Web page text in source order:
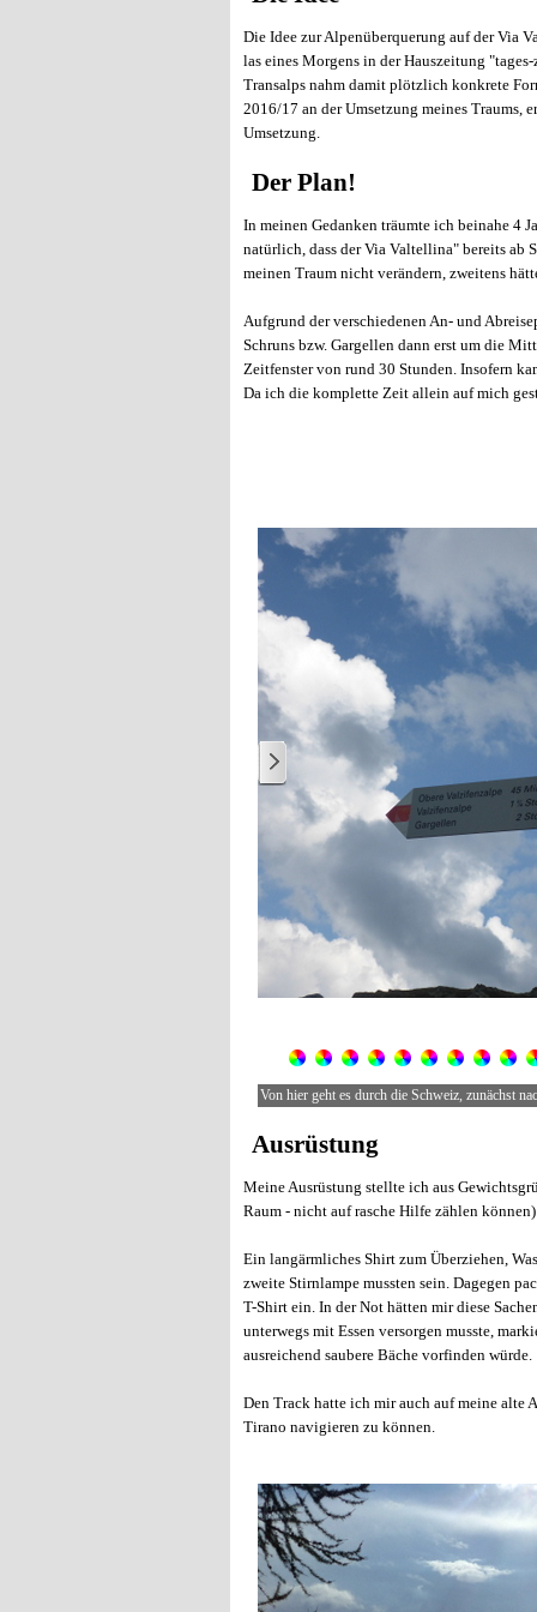
Die Idee zur Alpenüberquerung auf der Via
las eines Morgens in der Hauszeitung
Transalps nahm damit plötzlich konkrete
2016/17 an der Umsetzung meines Traums,
Umsetzung.
Der Plan!
In meinen Gedanken träumte ich beinahe 4
natürlich, dass der Via Valtellina" bereits ab
meinen Traum nicht verändern, zweitens
Aufgrund der verschiedenen An- und
Schruns bzw. Gargellen dann erst um die
Zeitfenster von rund 30 Stunden. Insofern
Da ich die komplette Zeit allein auf mich
1/2
Von hier geht es durch die Schweiz, zunächst
Ausrüstung
Meine Ausrüstung stellte ich aus
Raum - nicht auf rasche Hilfe zählen
Ein langärmliches Shirt zum Überziehen,
zweite Stirnlampe mussten sein. Dagegen
T-Shirt ein. In der Not hätten mir diese
unterwegs mit Essen versorgen musste,
ausreichend saubere Bäche vorfinden würde.
Den Track hatte ich mir auch auf meine alte
Tirano navigieren zu können.